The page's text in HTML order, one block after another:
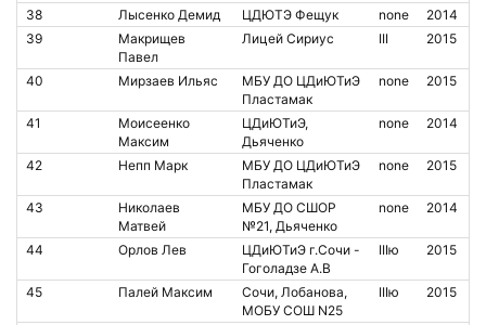
38 Лысенко Демид ЦДЮТЭ Фещук none
2014
39
Макрищев
Павел
Лицей Сириус III 2015
40 Мирзаев Ильяс
МБУ ДО ЦДиЮТиЭ
Пластамак
none 2015
41
Моисеенко
Максим
ЦДиЮТиЭ,
Дьяченко
none 2014
42 Непп Марк
МБУ ДО ЦДиЮТиЭ
Пластамак
none 2015
43
Николаев
Матвей
МБУ ДО СШОР
№21, Дьяченко
none 2014
44 Орлов Лев
ЦДиЮТиЭ г.Сочи -
Гоголадзе А.В
IIIю 2015
45 Палей Максим
Сочи, Лобанова,
МОБУ СОШ N25
IIIю 2015